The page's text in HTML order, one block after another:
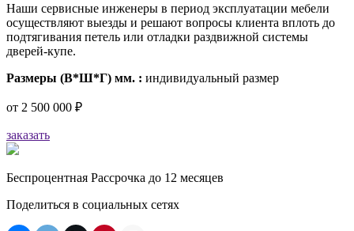
Наши сервисные инженеры в период эксплуатации мебели
осуществляют выезды и решают вопросы клиента вплоть до
подтягивания петель или отладки раздвижной системы
дверей-купе.
Размеры (В*Ш*Г) мм. : индивидуальный размер
от 2 500 000 ₽
заказать
Беспроцентная Рассрочка до 12 месяцев
Поделиться в социальных сетях